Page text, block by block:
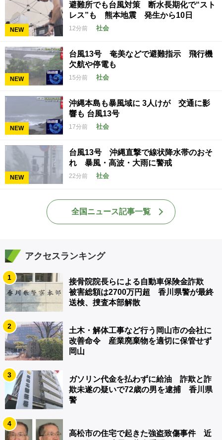
NEW
避難所でも台風対策 断水長期化で“スト
レス”も 熊本地震 発生から10日
12分前 社会
NEW
台風13号 奄美などで避難指示 飛行機
欠航や停電も
15分前 社会
NEW
沖縄本島も暴風域に 3人けが 交通に影
響も 台風13号
17分前 社会
NEW
台風13号 沖縄直撃で線状降水帯のおそ
れ 暴風・高波・大雨に警戒
22分前 社会
全国ニュース記事一覧
アクセスランキング
1
接骨院院長らによる自動車保険金詐欺
被害総額は2700万円超 香川県警が最終
送検、捜査本部解散
2
土木・解体工事など行う岡山市の会社に
改善命令 産業廃棄物を適切に保管せず
岡山
3
ガソリン代金を払わずに給油 詐欺と詐
欺未遂の疑いで72歳の男を逮捕 香川県
警
4
高松市の住宅で起きた強盗致傷事件 近